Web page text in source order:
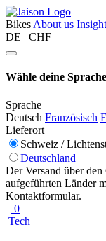
Bikes About us
DE | CHF
Wähle deine
Sprache
Deutsch Französisch
Lieferort
Schweiz /
Deutschland
Der Versand über
aufgeführten Länder
Kontaktformular.
0
Tech